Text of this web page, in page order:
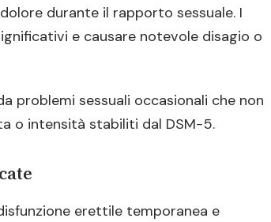
durante il rapporto sessuale. I
e causare notevole disagio o
problemi sessuali occasionali che non
o intensità stabiliti dal DSM-5.
erettile temporanea e